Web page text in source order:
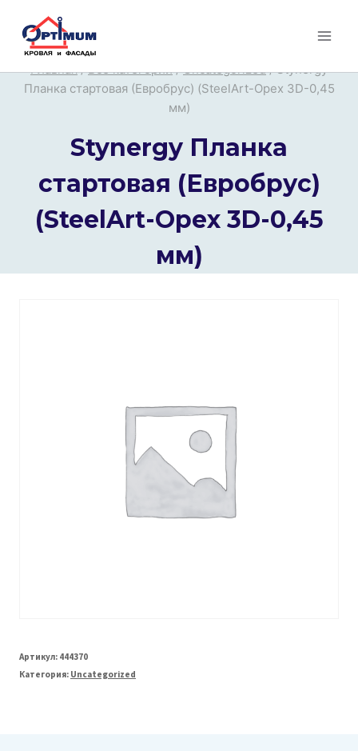
Перейти
Главная / Все категории / Uncategorized / Stynergy
Планка стартовая (Евробрус) (SteelArt-Орех 3D-0,45
мм)
Stynergy Планка
стартовая (Евробрус)
(SteelArt-Орех 3D-0,45
мм)
Артикул: 444370
Категория: Uncategorized